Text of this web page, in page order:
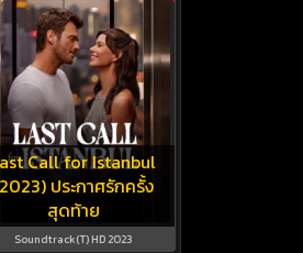
Call for Istanbul
ประกาศรักครั้ง
สุดท้าย
Soundtrack(T) HD 2023